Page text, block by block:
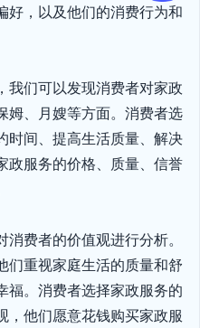
好，以及他们的消费行为和
我们可以发现消费者对家政
姆、月嫂等方面。消费者选
时间、提高生活质量、解决
政服务的价格、质量、信誉
费者的价值观进行分析。
们重视家庭生活的质量和舒
福。消费者选择家政服务的
，他们愿意花钱购买家政服